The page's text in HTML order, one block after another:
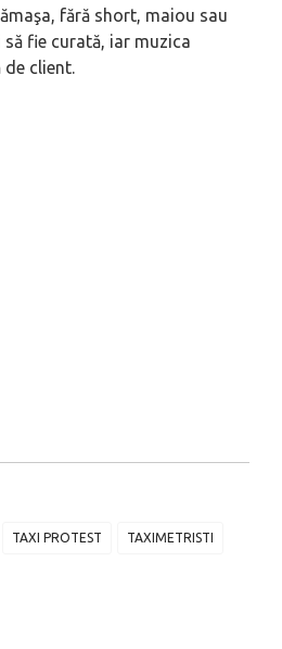
fără short, maiou sau
fie curată, iar muzica
de client.
TAXI PROTEST TAXIMETRISTI